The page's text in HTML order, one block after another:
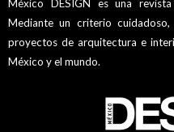
México DESIGN es una
Mediante un criterio
proyectos de arquitectura e
México y el mundo.